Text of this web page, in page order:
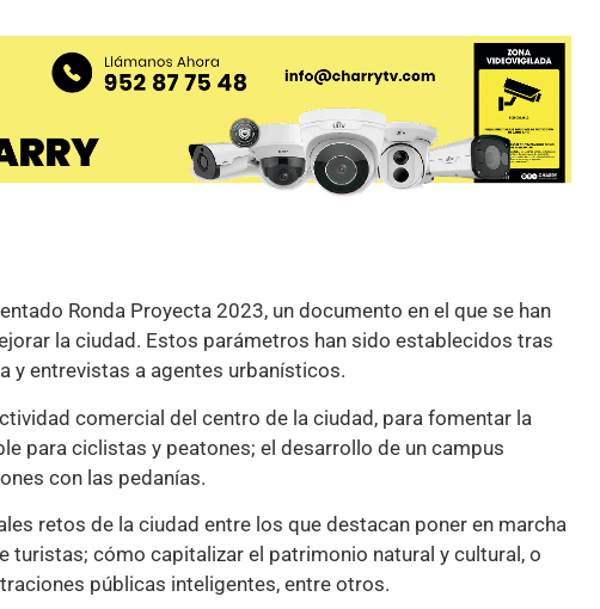
Ronda Proyecta 2023, un documento en el que se han
la ciudad. Estos parámetros han sido establecidos tras
y entrevistas a agentes urbanísticos.
comercial del centro de la ciudad, para fomentar la
para ciclistas y peatones; el desarrollo de un campus
con las pedanías.
retos de la ciudad entre los que destacan poner en marcha
turistas; cómo capitalizar el patrimonio natural y cultural, o
públicas inteligentes, entre otros.